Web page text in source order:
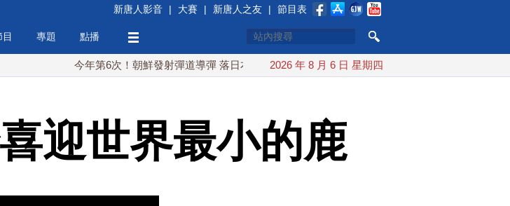
新唐人影音 | 大賽 | 新唐人之友 | 節目表
專題 點播
今年第6次！朝鮮發射彈道導彈 落日本EEZ外 紅海戰火續升溫 也門胡塞武裝稱又襲擊沙特油輪
2026 年 8 月 6 日 星期四
迎世界最小的鹿